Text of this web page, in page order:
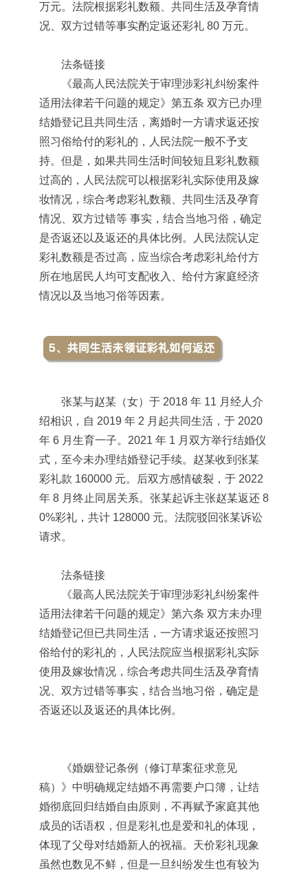
万元。法院根据彩礼数额、共同生活及孕育情
况、双方过错等事实酌定返还彩礼 80 万元。
法条链接
《最高人民法院关于审理涉彩礼纠纷案件
适用法律若干问题的规定》第五条 双方已办理
结婚登记且共同生活，离婚时一方请求返还按
照习俗给付的彩礼的，人民法院一般不予支
持。但是，如果共同生活时间较短且彩礼数额
过高的，人民法院可以根据彩礼实际使用及嫁
妆情况，综合考虑彩礼数额、共同生活及孕育
情况、双方过错等 事实，结合当地习俗，确定
是否返还以及返还的具体比例。人民法院认定
彩礼数额是否过高，应当综合考虑彩礼给付方
所在地居民人均可支配收入、给付方家庭经济
情况以及当地习俗等因素。
张某与赵某（女）于 2018 年 11 月经人介
绍相识，自 2019 年 2 月起共同生活，于 2020
年 6 月生育一子。2021 年 1 月双方举行结婚仪
式，至今未办理结婚登记手续。赵某收到张某
彩礼款 160000 元。后双方感情破裂，于 2022
年 8 月终止同居关系。张某起诉主张赵某返还 8
0%彩礼，共计 128000 元。法院驳回张某诉讼
请求。
法条链接
《最高人民法院关于审理涉彩礼纠纷案件
适用法律若干问题的规定》第六条 双方未办理
结婚登记但已共同生活，一方请求返还按照习
俗给付的彩礼的，人民法院应当根据彩礼实际
使用及嫁妆情况，综合考虑共同生活及孕育情
况、双方过错等事实，结合当地习俗，确定是
否返还以及返还的具体比例。
《婚姻登记条例（修订草案征求意见
稿）》中明确规定结婚不再需要户口簿，让结
婚彻底回归结婚自由原则，不再赋予家庭其他
成员的话语权，但是彩礼也是爱和礼的体现，
体现了父母对结婚新人的祝福。天价彩礼现象
虽然也数见不鲜，但是一旦纠纷发生也有较为